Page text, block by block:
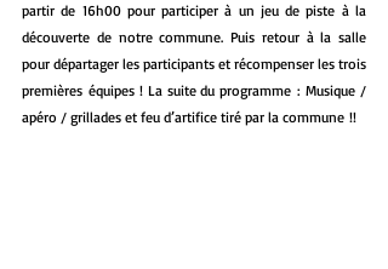
partir de 16h00 pour participer à un jeu de piste à la
découverte de notre commune. Puis retour à la salle
pour départager les participants et récompenser les trois
premières équipes ! La suite du programme : Musique /
apéro / grillades et feu d’artifice tiré par la commune !!